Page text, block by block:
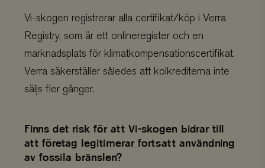
Vi-skogen registrerar alla certifikat/köp i Verra
Registry, som är ett onlineregister och en
marknadsplats för klimatkompensationscertifikat.
Verra säkerställer således att kolkrediterna inte
säljs fler gånger.
Finns det risk för att Vi-skogen bidrar till
att företag legitimerar fortsatt användning
av fossila bränslen?